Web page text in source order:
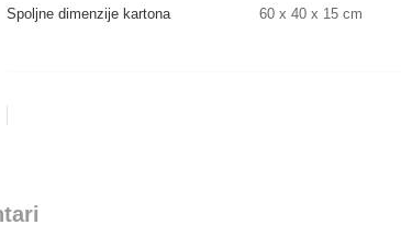
Spoljne dimenzije kartona 60 x 40 x 15 cm